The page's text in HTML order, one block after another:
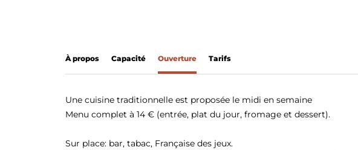
À propos Capacité Ouverture Tarifs
Une cuisine traditionnelle est proposée le midi en semaine
Menu complet à 14 € (entrée, plat du jour, fromage et dessert).
Sur place: bar, tabac, Française des jeux.